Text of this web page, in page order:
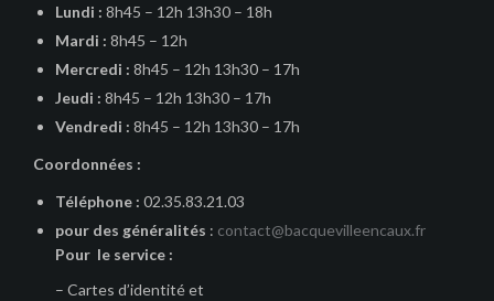
Lundi : 8h45 – 12h 13h30 – 18h
Mardi : 8h45 – 12h
Mercredi : 8h45 – 12h 13h30 – 17h
Jeudi : 8h45 – 12h 13h30 – 17h
Vendredi : 8h45 – 12h 13h30 – 17h
Coordonnées :
Téléphone : 02.35.83.21.03
pour des généralités : contact@bacquevilleencaux.fr
Pour le service :
– Cartes d’identité et